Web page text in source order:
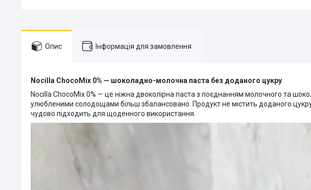
Опис Інформація для замовлення
Nocilla ChocoMix 0% — шоколадно-молочна паста без доданого цукру
Nocilla ChocoMix 0% — це ніжна двоколірна паста з поєднанням молочного та
улюбленими солодощами більш збалансовано. Продукт не містить доданого
чудово підходить для щоденного використання.